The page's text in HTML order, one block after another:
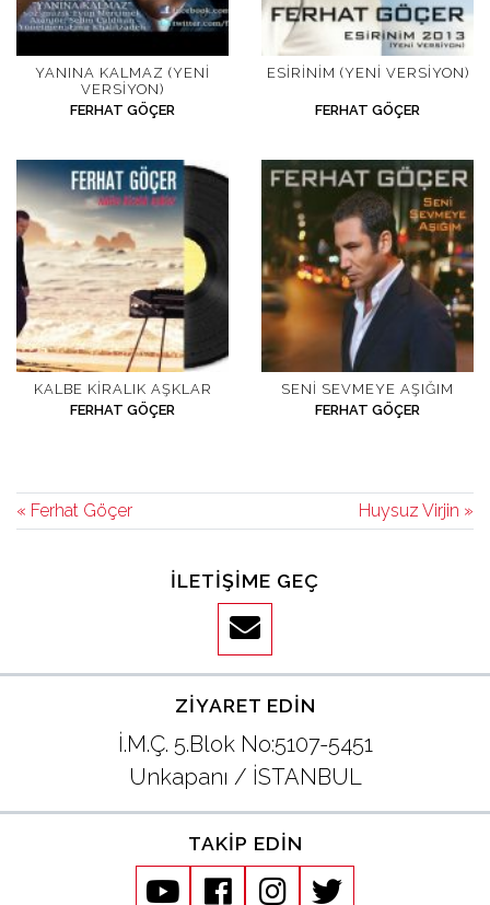
YANINA KALMAZ (YENI
VERSIYON)
FERHAT GÖÇER
ESIRINIM (YENI VERSIYON)
FERHAT GÖÇER
KALBE KIRALIK AŞKLAR
FERHAT GÖÇER
SENI SEVMEYE AŞIĞIM
FERHAT GÖÇER
« Ferhat Göçer Huysuz Virjin »
İLETIŞIME GEÇ
ZIYARET EDIN
İ.M.Ç. 5.Blok No:5107-5451
Unkapanı / İSTANBUL
TAKIP EDIN
youtubefacebookinstagram